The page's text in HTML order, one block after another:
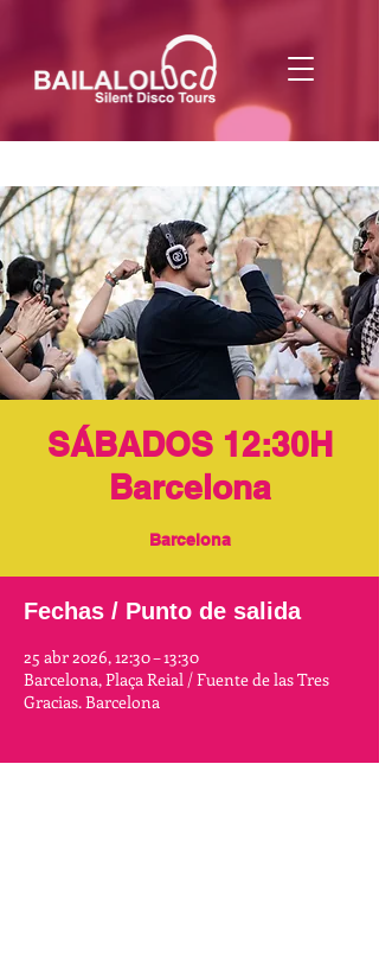
SÁBADOS 12:30H
Barcelona
Barcelona
Fechas / Punto de salida
25 abr 2026, 12:30 – 13:30
Barcelona, Plaça Reial / Fuente de las Tres
Gracias. Barcelona